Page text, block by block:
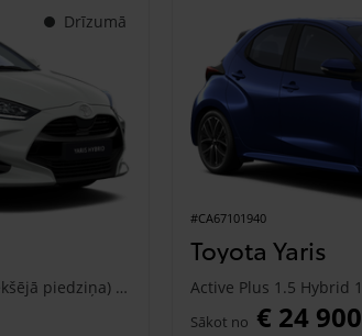
Drīzumā
Active Plus 1.5 Hybrid 115 e-CVT (Priekšējā piedziņa) (68 kW)
#CA67101940
Toyota Yaris
Sākot no € 24 900